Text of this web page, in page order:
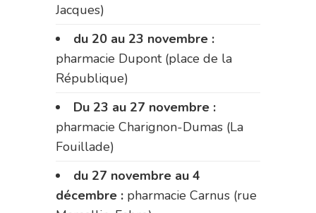
Jacques)
du 20 au 23 novembre :
pharmacie Dupont (place de la
République)
Du 23 au 27 novembre :
pharmacie Charignon-Dumas (La
Fouillade)
du 27 novembre au 4
décembre : pharmacie Carnus (rue